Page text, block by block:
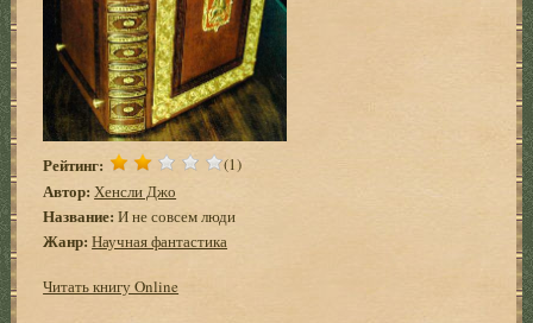
Рейтинг: (1)
Автор: Хенсли Джо
Название: И не совсем люди
Жанр: Научная фантастика
Читать книгу Online